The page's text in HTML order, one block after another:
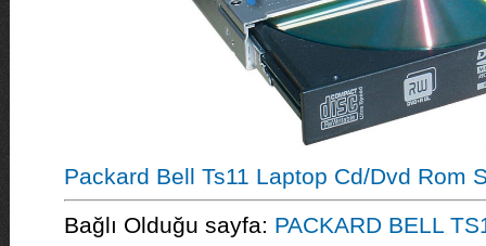
Packard Bell Ts11 Laptop Cd/Dvd Rom
Bağlı Olduğu sayfa: PACKARD BELL